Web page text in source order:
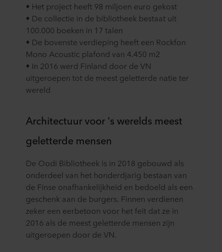
• Het project heeft 98 miljoen euro gekost
• De collectie in de bibliotheek bestaat uit
100.000 boeken in 17 talen
• De bovenste verdieping heeft een Rockfon
Mono Acoustic plafond van 4.450 m2
• In 2016 werd Finland door de VN
uitgeroepen tot de meest geletterde natie ter
wereld
Architectuur voor 's werelds meest
geletterde mensen
De Oodi Bibliotheek is in 2018 gebouwd als
onderdeel van het honderdjarig bestaan van
de Finse onafhankelijkheid en bedoeld als een
geschenk aan de burgers. Finnen verdienen
zeker een eerbetoon voor het feit dat ze in
2016 als de meest geletterde mensen zijn
uitgeroepen door de VN.